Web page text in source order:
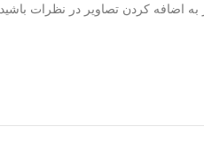
اضافه کردن تصاویر در نظرات باشید.